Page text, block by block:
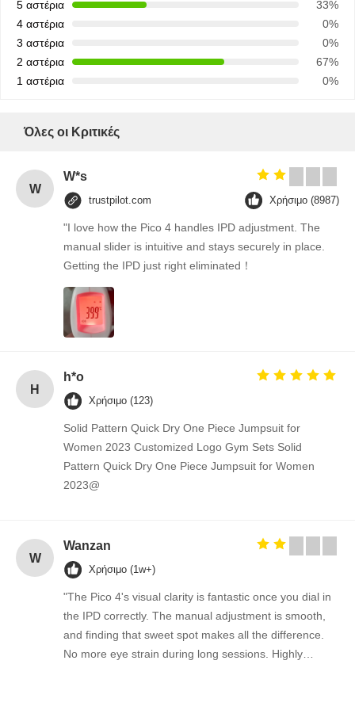
5 αστέρια
33%
4 αστέρια
0%
3 αστέρια
0%
2 αστέρια
67%
1 αστέρια
0%
Όλες οι Κριτικές
W
W*s
trustpilot.com Χρήσιμο (8987)
"I love how the Pico 4 handles IPD adjustment. The
manual slider is intuitive and stays securely in place.
Getting the IPD just right eliminated！
H
h*o
Χρήσιμο (123)
Solid Pattern Quick Dry One Piece Jumpsuit for
Women 2023 Customized Logo Gym Sets Solid
Pattern Quick Dry One Piece Jumpsuit for Women
2023@
W
Wanzan
Χρήσιμο (1w+)
"The Pico 4's visual clarity is fantastic once you dial in
the IPD correctly. The manual adjustment is smooth,
and finding that sweet spot makes all the difference.
No more eye strain during long sessions. Highly